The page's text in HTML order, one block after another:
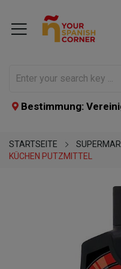
Bestimmung:
STARTSEITE
KÜCHEN PUTZMITTEL